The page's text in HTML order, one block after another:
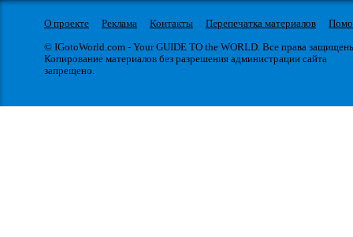
О проекте Реклама Контакты Перепечатка материалов
© IGotoWorld.com - Your GUIDE TO the WORLD. Все права
Копирование материалов без разрешения администрации сайта
запрещено.